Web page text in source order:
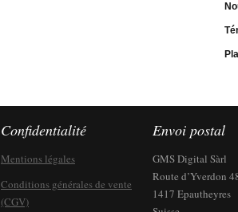
Confidentialité
Mentions légales
Conditions générales de vente
(CGV)
Envoi postal
GMS Digital Sàrl
Route d’Yverdon
1417 Epautheyres